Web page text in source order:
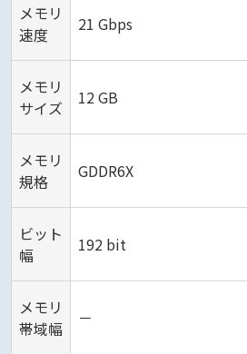
メモリ
速度
21 Gbps
メモリ
サイズ
12 GB
メモリ
規格
GDDR6X
ビット
幅
192 bit
メモリ
帯域幅
－